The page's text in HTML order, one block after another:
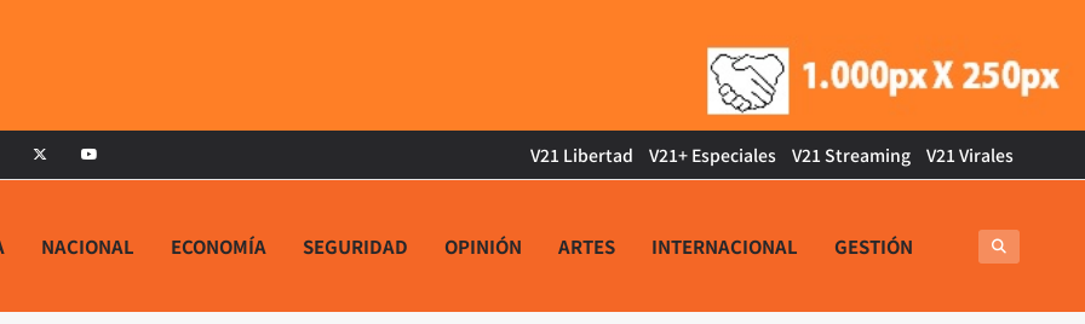
V21 Libertad V21+ Especiales V21 Streaming V21 Virales
NACIONAL ECONOMÍA SEGURIDAD OPINIÓN ARTES INTERNACIONAL GESTIÓN